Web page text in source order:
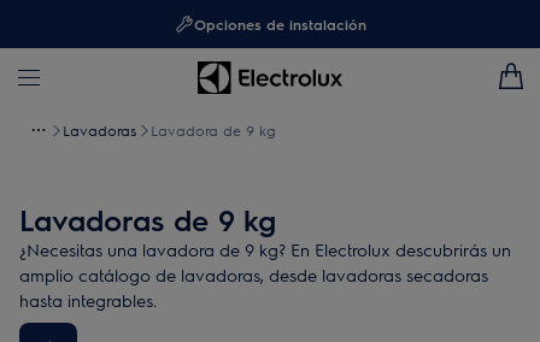
Opciones de instalación
Lavadoras Lavadora de 9 kg
Lavadoras de 9 kg
¿Necesitas una lavadora de 9 kg? En Electrolux descubrirás un
amplio catálogo de lavadoras, desde lavadoras secadoras
hasta integrables.